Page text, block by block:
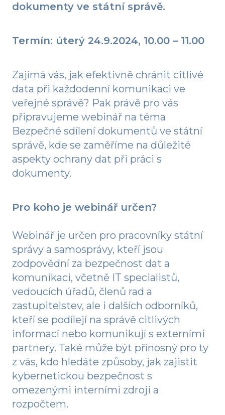
dokumenty ve státní správě.
Termín: úterý 24.9.2024, 10.00 – 11.00
Zajímá vás, jak efektivně chránit citlivé
data při každodenní komunikaci ve
veřejné správě? Pak právě pro vás
připravujeme webinář na téma
Bezpečné sdílení dokumentů ve státní
správě, kde se zaměříme na důležité
aspekty ochrany dat při práci s
dokumenty.
Pro koho je webinář určen?
Webinář je určen pro pracovníky státní
správy a samosprávy, kteří jsou
zodpovědní za bezpečnost dat a
komunikaci, včetně IT specialistů,
vedoucích úřadů, členů rad a
zastupitelstev, ale i dalších odborníků,
kteří se podílejí na správě citlivých
informací nebo komunikují s externími
partnery. Také může být přínosný pro ty
z vás, kdo hledáte způsoby, jak zajistit
kybernetickou bezpečnost s
omezenými interními zdroji a
rozpočtem.